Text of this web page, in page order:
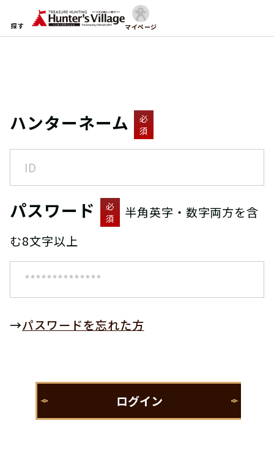
探す マイページ
ハンターネーム
必
須
パスワード
必
須
半角英字・数字両方を含
む8文字以上
→パスワードを忘れた方